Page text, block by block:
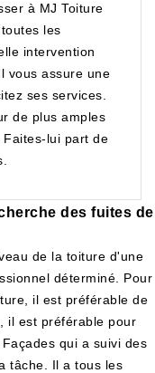
à MJ Toiture
les
intervention
vous assure une
ses services.
de plus amples
lui part de
des fuites de
de la toiture d'une
déterminé. Pour
il est préférable de
il est préférable pour
qui a suivi des
tâche. Il a tous les